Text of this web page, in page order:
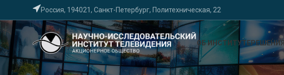
Россия, 194021, Санкт-Петербург, Политехническая, 22
ОБ ИНСТИТУТЕРЕШЕНИЯ